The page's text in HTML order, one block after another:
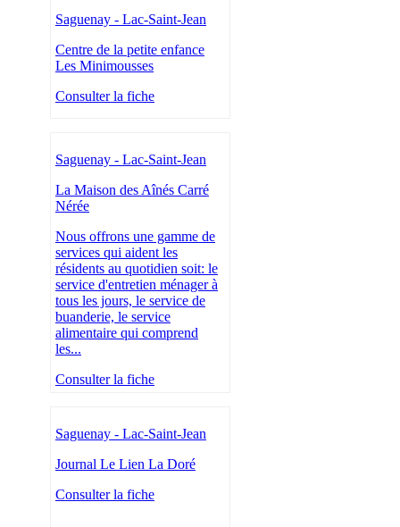
Saguenay - Lac-Saint-Jean
Centre de la petite enfance
Les Minimousses
Consulter la fiche
Saguenay - Lac-Saint-Jean
La Maison des Aînés Carré
Nérée
Nous offrons une gamme de
services qui aident les
résidents au quotidien soit: le
service d'entretien ménager à
tous les jours, le service de
buanderie, le service
alimentaire qui comprend
les...
Consulter la fiche
Saguenay - Lac-Saint-Jean
Journal Le Lien La Doré
Consulter la fiche